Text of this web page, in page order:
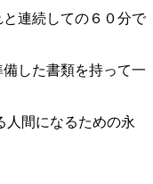
連続しての６０分で
した書類を持って一
人間になるための永